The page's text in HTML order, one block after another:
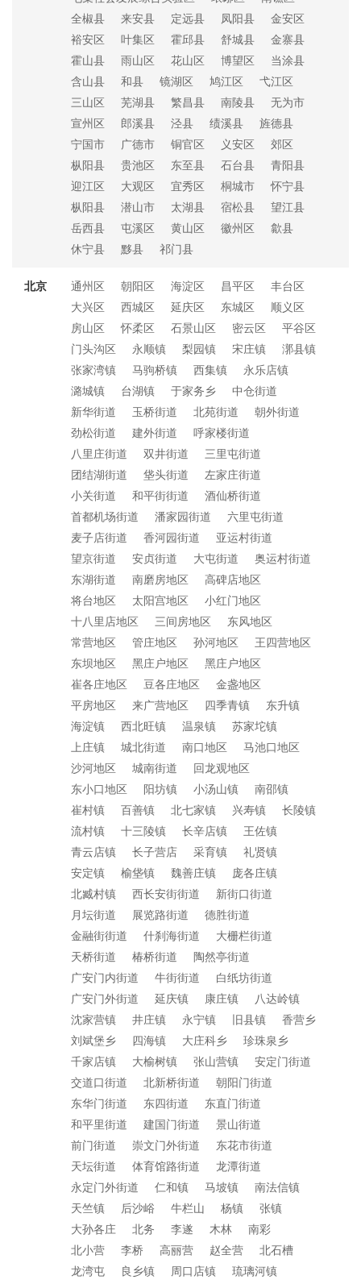
全椒县
来安县 定远县 凤阳县
金安区
裕安区
叶集区 霍邱县 舒城县
金寨县
霍山县
雨山区 花山区 博望区
当涂县
含山县
和县 镜湖区 鸠江区
弋江区
三山区
芜湖县 繁昌县 南陵县
无为市
宣州区
郎溪县 泾县 绩溪县
旌德县
宁国市
广德市 铜官区 义安区
郊区
枞阳县
贵池区 东至县 石台县
青阳县
迎江区
大观区 宜秀区 桐城市
怀宁县
枞阳县
潜山市 太湖县 宿松县
望江县
岳西县
屯溪区 黄山区 徽州区
歙县
休宁县
黟县 祁门县
北京 通州区 朝阳区 海淀区 昌平区
丰台区
大兴区
西城区 延庆区 东城区
顺义区
房山区
怀柔区 石景山区 密云区
平谷区
门头沟区
永顺镇 梨园镇 宋庄镇
漷县镇
张家湾镇
马驹桥镇 西集镇
永乐店镇
潞城镇
台湖镇 于家务乡
中仓街道
新华街道
玉桥街道 北苑街道
朝外街道
劲松街道
建外街道
呼家楼街道
八里庄街道
双井街道
三里屯街道
团结湖街道
垡头街道
左家庄街道
小关街道
和平街街道
酒仙桥街道
首都机场街道
潘家园街道
六里屯街道
麦子店街道
香河园街道
亚运村街道
望京街道
安贞街道 大屯街道
奥运村街道
东湖街道
南磨房地区
高碑店地区
将台地区
太阳宫地区
小红门地区
十八里店地区
三间房地区
东风地区
常营地区
管庄地区 孙河地区
王四营地区
东坝地区
黑庄户地区
黑庄户地区
崔各庄地区
豆各庄地区
金盏地区
平房地区
来广营地区 四季青镇
东升镇
海淀镇
西北旺镇 温泉镇
苏家坨镇
上庄镇
城北街道 南口地区
马池口地区
沙河地区
城南街道
回龙观地区
东小口地区
阳坊镇 小汤山镇
南邵镇
崔村镇
百善镇 北七家镇 兴寿镇
长陵镇
流村镇
十三陵镇 长辛店镇
王佐镇
青云店镇
长子营店 采育镇
礼贤镇
安定镇
榆垡镇 魏善庄镇
庞各庄镇
北臧村镇
西长安街街道
新街口街道
月坛街道
展览路街道
德胜街道
金融街街道
什刹海街道
大栅栏街道
天桥街道
椿桥街道
陶然亭街道
广安门内街道
牛街街道
白纸坊街道
广安门外街道
延庆镇 康庄镇
八达岭镇
沈家营镇
井庄镇 永宁镇 旧县镇
香营乡
刘斌堡乡
四海镇 大庄科乡
珍珠泉乡
千家店镇
大榆树镇 张山营镇
安定门街道
交道口街道
北新桥街道
朝阳门街道
东华门街道
东四街道
东直门街道
和平里街道
建国门街道
景山街道
前门街道
崇文门外街道
东花市街道
天坛街道
体育馆路街道
龙潭街道
永定门外街道
仁和镇 马坡镇
南法信镇
天竺镇
后沙峪 牛栏山 杨镇
张镇
大孙各庄
北务 李遂 木林
南彩
北小营
李桥 高丽营 赵全营
北石槽
龙湾屯
良乡镇 周口店镇
琉璃河镇